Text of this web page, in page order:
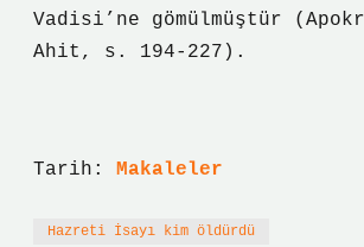
Vadisi’ne gömülmüştür
Ahit, s. 194-227).
Tarih: Makaleler
Hazreti İsayı kim öldürdü